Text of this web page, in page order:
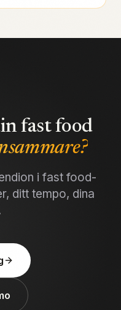
fast food
i fast food-
ditt tempo, dina